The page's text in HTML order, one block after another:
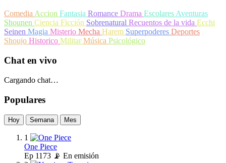
ComediaAccion Fantasia Romance Drama EscolaresAventuras
Shounen Ciencia Ficción Sobrenatural Recuentos de la vida Ecchi
Seinen Magia Misterio Mecha Harem Superpoderes Deportes
Shoujo Historico MilitarMúsica Psicológico
Chat en vivo
Cargando chat…
Populares
Hoy Semana Mes
1
One Piece
Ep 1173 📡 En emisión